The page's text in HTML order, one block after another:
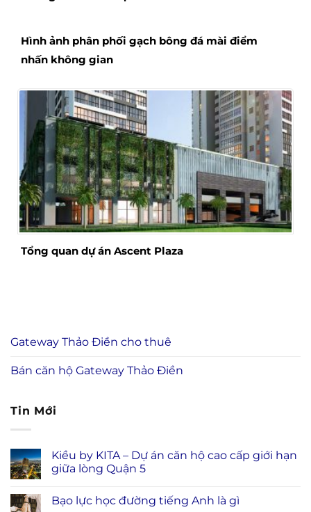
Hình ảnh phân phối gạch bông đá mài điểm
nhấn không gian
Tổng quan dự án Ascent Plaza
Gateway Thảo Điền cho thuê
Bán căn hộ Gateway Thảo Điền
Tin Mới
Kiều by KITA – Dự án căn hộ cao cấp giới hạn
giữa lòng Quận 5
Bạo lực học đường tiếng Anh là gì